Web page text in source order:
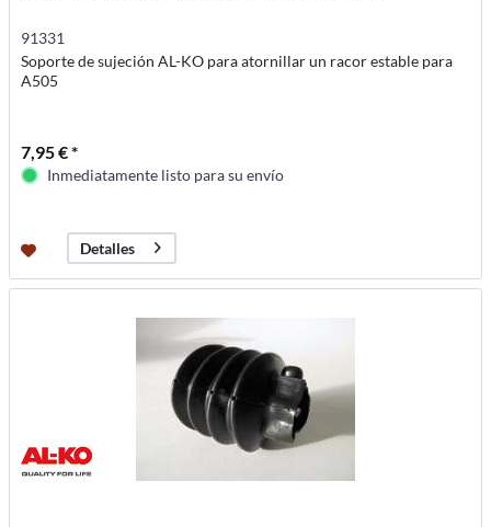
91331
Soporte de sujeción AL-KO para atornillar un racor estable para
A505
7,95 € *
Inmediatamente listo para su envío
Detalles